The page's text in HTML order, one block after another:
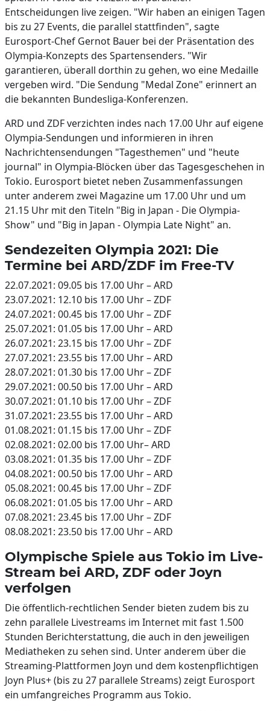
Entscheidungen live zeigen. "Wir haben an einigen Tagen
bis zu 27 Events, die parallel stattfinden", sagte
Eurosport-Chef Gernot Bauer bei der Präsentation des
Olympia-Konzepts des Spartensenders. "Wir
garantieren, überall dorthin zu gehen, wo eine Medaille
vergeben wird. "Die Sendung "Medal Zone" erinnert an
die bekannten Bundesliga-Konferenzen.
ARD und ZDF verzichten indes nach 17.00 Uhr auf eigene
Olympia-Sendungen und informieren in ihren
Nachrichtensendungen "Tagesthemen" und "heute
journal" in Olympia-Blöcken über das Tagesgeschehen in
Tokio. Eurosport bietet neben Zusammenfassungen
unter anderem zwei Magazine um 17.00 Uhr und um
21.15 Uhr mit den Titeln "Big in Japan - Die Olympia-
Show" und "Big in Japan - Olympia Late Night" an.
Sendezeiten Olympia 2021: Die
Termine bei ARD/ZDF im Free-TV
22.07.2021: 09.05 bis 17.00 Uhr – ARD
23.07.2021: 12.10 bis 17.00 Uhr – ZDF
24.07.2021: 00.45 bis 17.00 Uhr – ZDF
25.07.2021: 01.05 bis 17.00 Uhr – ARD
26.07.2021: 23.15 bis 17.00 Uhr – ZDF
27.07.2021: 23.55 bis 17.00 Uhr – ARD
28.07.2021: 01.30 bis 17.00 Uhr – ZDF
29.07.2021: 00.50 bis 17.00 Uhr – ARD
30.07.2021: 01.10 bis 17.00 Uhr – ZDF
31.07.2021: 23.55 bis 17.00 Uhr – ARD
01.08.2021: 01.15 bis 17.00 Uhr – ZDF
02.08.2021: 02.00 bis 17.00 Uhr– ARD
03.08.2021: 01.35 bis 17.00 Uhr – ZDF
04.08.2021: 00.50 bis 17.00 Uhr – ARD
05.08.2021: 00.45 bis 17.00 Uhr – ZDF
06.08.2021: 01.05 bis 17.00 Uhr – ARD
07.08.2021: 23.45 bis 17.00 Uhr – ZDF
08.08.2021: 23.50 bis 17.00 Uhr – ARD
Olympische Spiele aus Tokio im Live-
Stream bei ARD, ZDF oder Joyn
verfolgen
Die öffentlich-rechtlichen Sender bieten zudem bis zu
zehn parallele Livestreams im Internet mit fast 1.500
Stunden Berichterstattung, die auch in den jeweiligen
Mediatheken zu sehen sind. Unter anderem über die
Streaming-Plattformen Joyn und dem kostenpflichtigen
Joyn Plus+ (bis zu 27 parallele Streams) zeigt Eurosport
ein umfangreiches Programm aus Tokio.